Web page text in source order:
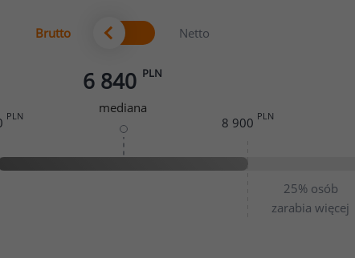
Brutto Netto
6 840 PLN
mediana
25% osób
zarabia więcej
PLN 8 900 PLN